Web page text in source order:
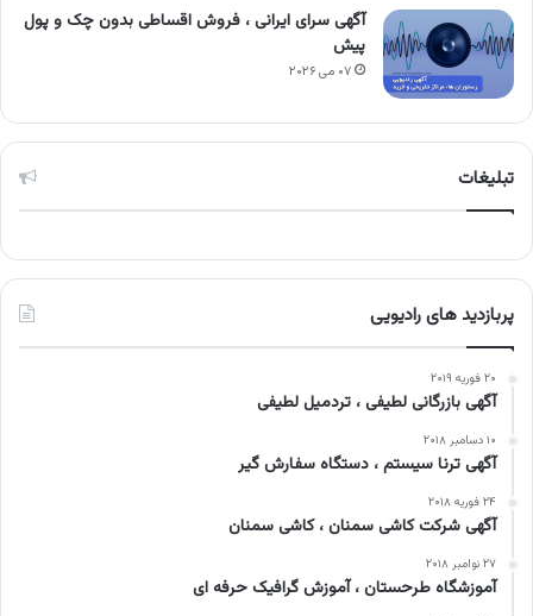
آگهی سرای ایرانی ، فروش اقساطی بدون چک و پول
پیش
۰۷ می ۲۰۲۶
تبلیغات
پربازدید های رادیویی
۲۰ فوریه ۲۰۱۹
آگهی بازرگانی لطیفی ، تردمیل لطیفی
۱۰ دسامبر ۲۰۱۸
آگهی ترنا سیستم ، دستگاه سفارش گیر
۲۴ فوریه ۲۰۱۸
آگهی شرکت کاشی سمنان ، کاشی سمنان
۲۷ نوامبر ۲۰۱۸
آموزشگاه طرحستان ، آموزش گرافیک حرفه ای